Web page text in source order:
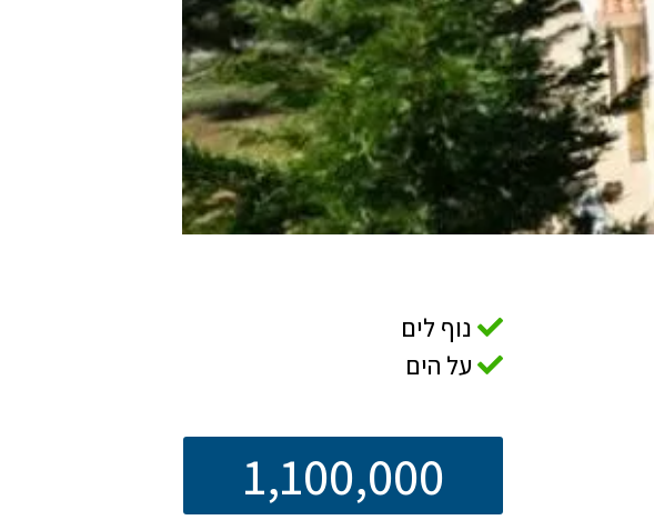
נוף לים
על הים
1,100,000